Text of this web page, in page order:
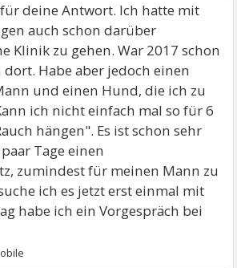
deine Antwort. Ich hatte mit
auch schon darüber
Klinik zu gehen. War 2017 schon
Habe aber jedoch einen
und einen Hund, die ich zu
ich nicht einfach mal so für 6
hängen". Es ist schon sehr
Tage einen
zumindest für meinen Mann zu
ich es jetzt erst einmal mit
habe ich ein Vorgespräch bei